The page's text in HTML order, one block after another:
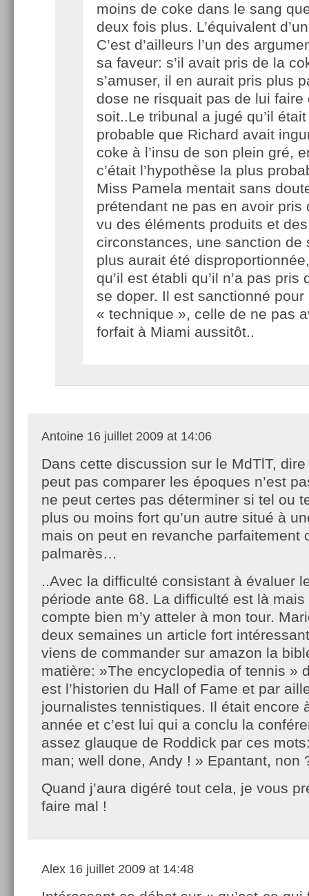
moins de coke dans le sang
deux fois plus. L’équivalent
C’est d’ailleurs l’un des
sa faveur: s’il avait pris de la
s’amuser, il en aurait pris plus
dose ne risquait pas de lui faire
soit..Le tribunal a jugé qu’il
probable que Richard avait
coke à l’insu de son plein gré,
c’était l’hypothèse la plus
Miss Pamela mentait sans
prétendant ne pas en avoir pris
vu des éléments produits et des
circonstances, une sanction de
plus aurait été
qu’il est établi qu’il n’a pas pris
se doper. Il est sanctionné pour
« technique », celle de ne pas
forfait à Miami aussitôt..
Antoine 16 juillet 2009 at 14:06
Dans cette discussion sur le MdTlT, dire
peut pas comparer les époques n’est
ne peut certes pas déterminer si tel ou
plus ou moins fort qu’un autre situé à
mais on peut en revanche parfaitement
palmarès…
..Avec la difficulté consistant à évaluer
période ante 68. La difficulté est là mais
compte bien m’y atteler à mon tour.
deux semaines un article fort
viens de commander sur amazon la
matière: »The encyclopedia of tennis »
est l’historien du Hall of Fame et par
journalistes tennistiques. Il était encore
année et c’est lui qui a conclu la
assez glauque de Roddick par ces
man; well done, Andy ! » Epantant, non
Quand j’aura digéré tout cela, je vous
faire mal !
Alex 16 juillet 2009 at 14:48